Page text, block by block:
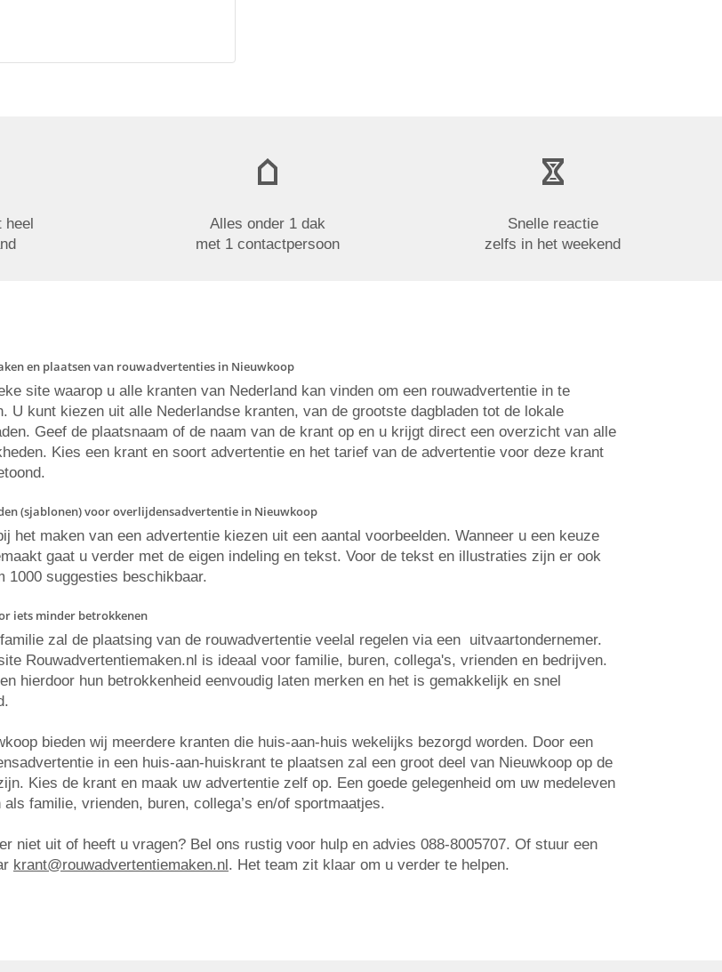
heel
Alles onder 1 dak
met 1 contactpersoon
Snelle reactie
zelfs in het weekend
en plaatsen van rouwadvertenties in Nieuwkoop
site waarop u alle kranten van Nederland kan vinden om een rouwadvertentie in te
U kunt kiezen uit alle Nederlandse kranten, van de grootste dagbladen tot de lokale
Geef de plaatsnaam of de naam van de krant op en u krijgt direct een overzicht van alle
Kies een krant en soort advertentie en het tarief van de advertentie voor deze krant
(sjablonen) voor overlijdensadvertentie in Nieuwkoop
het maken van een advertentie kiezen uit een aantal voorbeelden. Wanneer u een keuze
gaat u verder met de eigen indeling en tekst. Voor de tekst en illustraties zijn er ook
1000 suggesties beschikbaar.
iets minder betrokkenen
zal de plaatsing van de rouwadvertentie veelal regelen via een uitvaartondernemer.
Rouwadvertentiemaken.nl is ideaal voor familie, buren, collega's, vrienden en bedrijven.
hierdoor hun betrokkenheid eenvoudig laten merken en het is gemakkelijk en snel
bieden wij meerdere kranten die huis-aan-huis wekelijks bezorgd worden. Door een
in een huis-aan-huiskrant te plaatsen zal een groot deel van Nieuwkoop op de
Kies de krant en maak uw advertentie zelf op. Een goede gelegenheid om uw medeleven
als familie, vrienden, buren, collega’s en/of sportmaatjes.
niet uit of heeft u vragen? Bel ons rustig voor hulp en advies 088-8005707. Of stuur een
krant@rouwadvertentiemaken.nl. Het team zit klaar om u verder te helpen.